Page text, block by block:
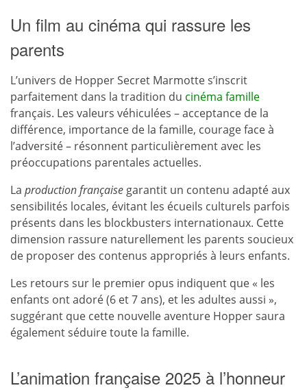
Un film au cinéma qui rassure les
parents
L’univers de Hopper Secret Marmotte s’inscrit
parfaitement dans la tradition du cinéma famille
français. Les valeurs véhiculées – acceptance de la
différence, importance de la famille, courage face à
l’adversité – résonnent particulièrement avec les
préoccupations parentales actuelles.
La production française garantit un contenu adapté aux
sensibilités locales, évitant les écueils culturels parfois
présents dans les blockbusters internationaux. Cette
dimension rassure naturellement les parents soucieux
de proposer des contenus appropriés à leurs enfants.
Les retours sur le premier opus indiquent que « les
enfants ont adoré (6 et 7 ans), et les adultes aussi »,
suggérant que cette nouvelle aventure Hopper saura
également séduire toute la famille.
L’animation française 2025 à l’honneur